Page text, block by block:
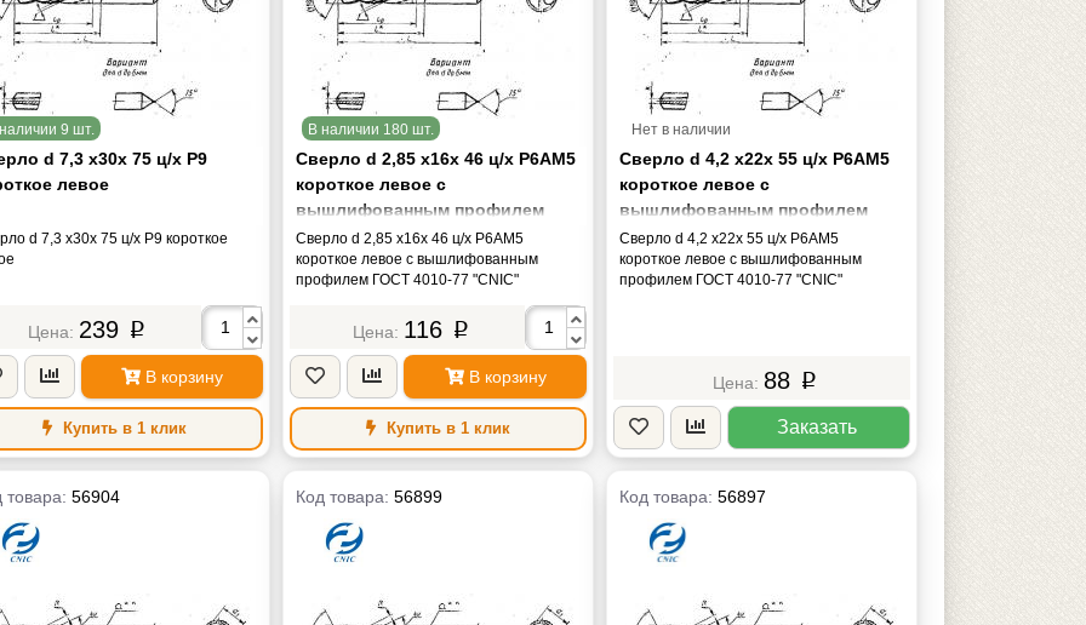
9 шт.
d 7,3 х30х 75 ц/х Р9
левое
d 7,3 х30х 75 ц/х Р9 короткое
239 p
В корзину
Купить в 1 клик
В наличии 180 шт.
Сверло d 2,85 х16х 46 ц/х Р6АМ5
короткое левое с
вышлифованным профилем
ГОСТ 4010-77 "CNIC"
Сверло d 2,85 х16х 46 ц/х Р6АМ5
короткое левое с вышлифованным
профилем ГОСТ 4010-77 "CNIC"
116 p
В корзину
Купить в 1 клик
Нет в наличии
Сверло d 4,2 х22х 55 ц/х Р6АМ5
короткое левое с
вышлифованным профилем
ГОСТ 4010-77 "CNIC"
Сверло d 4,2 х22х 55 ц/х Р6АМ5
короткое левое с вышлифованным
профилем ГОСТ 4010-77 "CNIC"
88 p
Заказать
товара: 56904 Код товара:56899 Код товара:56897